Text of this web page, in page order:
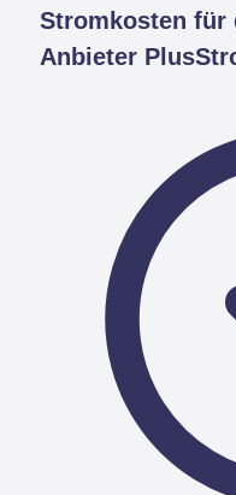
Stromkosten für
Anbieter